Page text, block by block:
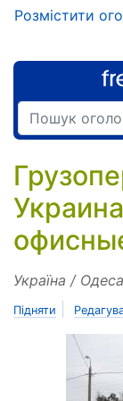
Розмістити
Україна / Одеса
Підняти